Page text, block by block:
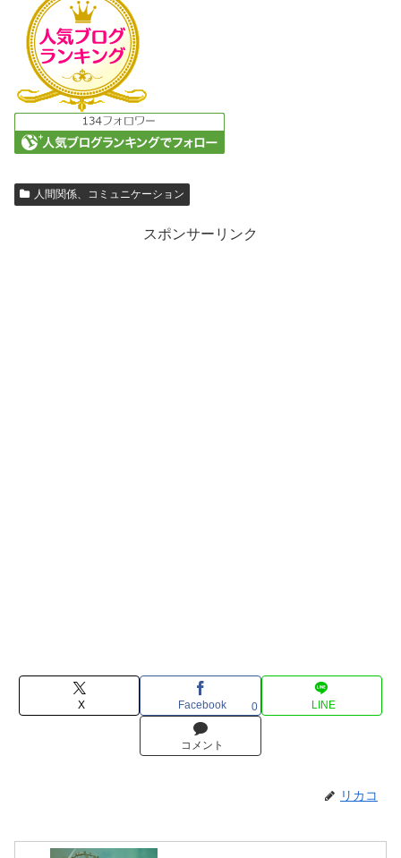
人間関係、コミュニケーション
スポンサーリンク
X Facebook 0 LINE
コメント
リカコ